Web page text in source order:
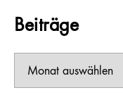
Beiträge